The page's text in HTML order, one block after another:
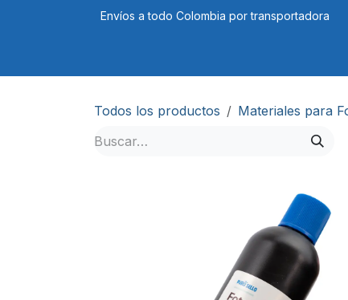
Envíos a todo Colombia por transportadora
Todos los productos Materiales para